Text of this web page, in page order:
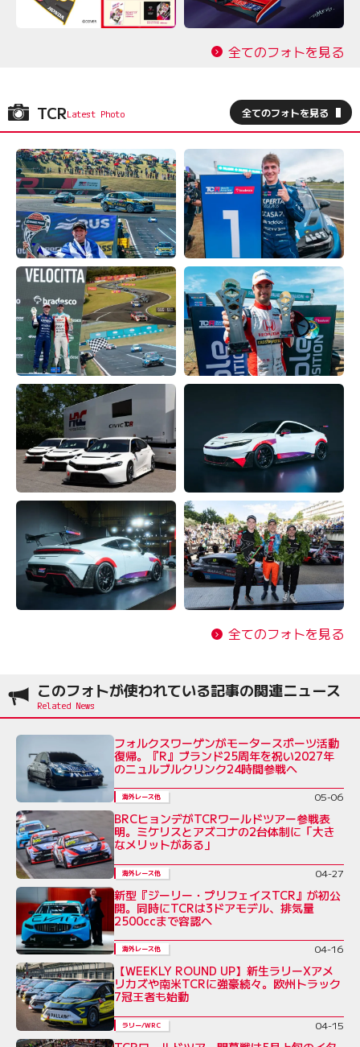
全てのフォトを見る
TCR 全てのフォトを見る
全てのフォトを見る
このフォトが使われている記事の関連ニュース
フォルクスワーゲンがモータースポーツ活動
復帰。『R』ブランド25周年を祝い2027年
のニュルブルクリンク24時間参戦へ
海外レース他 05-06
BRCヒョンデがTCRワールドツアー参戦表
明。ミケリスとアズコナの2台体制に「大き
なメリットがある」
海外レース他 04-27
新型『ジーリー・プリフェイスTCR』が初公
開。同時にTCRは3ドアモデル、排気量
2500ccまで容認へ
海外レース他 04-16
【WEEKLY ROUND UP】新生ラリーXアメ
リカズや南米TCRに強豪続々。欧州トラック
7冠王者も始動
ラリー/WRC 04-15